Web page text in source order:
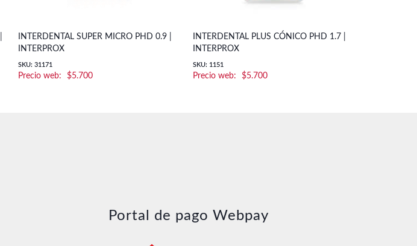
INTERDENTAL SUPER MICRO PHD 0.9 |
INTERPROX
SKU: 31171
$5.700
INTERDENTAL PLUS CÓNICO PHD 1.7 |
INTERPROX
SKU: 1151
$5.700
Portal de pago Webpay